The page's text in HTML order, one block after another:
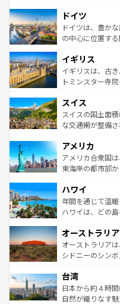
せる。地方によ
ンテンツ一覧を
で、幅広い魅力
聖堂、美しいビ
から魅了する。
いる。シャンパ
香り高いラベン
らに、パリ以外
れる地方に足を
きる
を参照してほしい
ドイツ
ドイツは、豊か
の中心に位置す
顔を持つこの国
ルリンの文化的
してライン川沿
は、お酒好きな人には
ドイツ情報はコ
イギリス
イギリスは、古
トミンスター寺
リアごとに異な
ティー、ビール
戦など、本場だ
ンツ一覧を参照し
スイス
スイスの国土面
な交通網が整備
の建物がそのま
博物館もあり、
ことができる。
ば市内交通費無料で
着のスイス情報は
アメリカ
アメリカ合衆国
東海岸の都市部
のような巨大都
ンメントが詰ま
西部には大自然
部のニューオー
文化が魅力。旅
しみながら、そ
ならではの贅沢な旅のスタイ
情報はコンテン
ハワイ
年間を通じて温
ハワイは、どの
ワイ島は見逃せ
島だが、静かな
おすすめ。エメ
れるおもてなし
人々、おいしい
ク、伝統的なフ
オーストラリア
オーストラリア
シドニーのシン
リアリーフや大
ク）、タスマニ
ど、見どころが
台湾
日本から約４時
自然が織りなす